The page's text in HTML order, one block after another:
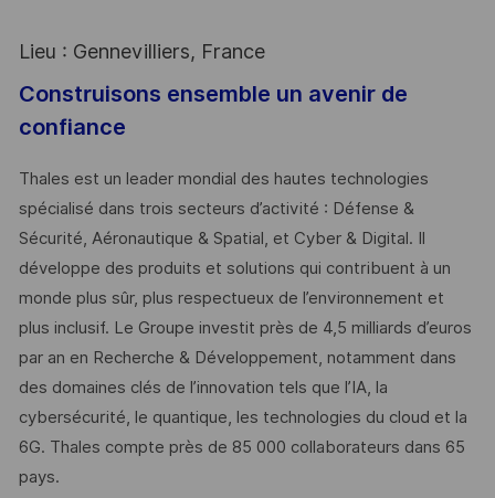
Lieu : Gennevilliers, France
Construisons ensemble un avenir de
confiance
Thales est un leader mondial des hautes technologies
spécialisé dans trois secteurs d’activité : Défense &
Sécurité, Aéronautique & Spatial, et Cyber & Digital. Il
développe des produits et solutions qui contribuent à un
monde plus sûr, plus respectueux de l’environnement et
plus inclusif. Le Groupe investit près de 4,5 milliards d’euros
par an en Recherche & Développement, notamment dans
des domaines clés de l’innovation tels que l’IA, la
cybersécurité, le quantique, les technologies du cloud et la
6G. Thales compte près de 85 000 collaborateurs dans 65
pays. ​